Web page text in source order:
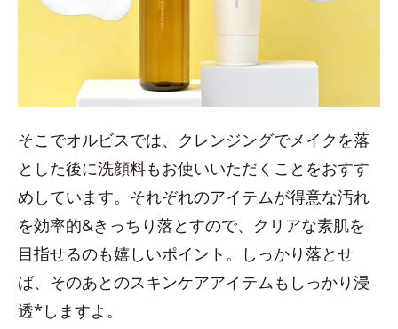
そこでオルビスでは、クレンジングでメイクを落
とした後に洗顔料もお使いいただくことをおすす
めしています。それぞれのアイテムが得意な汚れ
を効率的&きっちり落とすので、クリアな素肌を
目指せるのも嬉しいポイント。しっかり落とせ
ば、そのあとのスキンケアアイテムもしっかり浸
透*しますよ。